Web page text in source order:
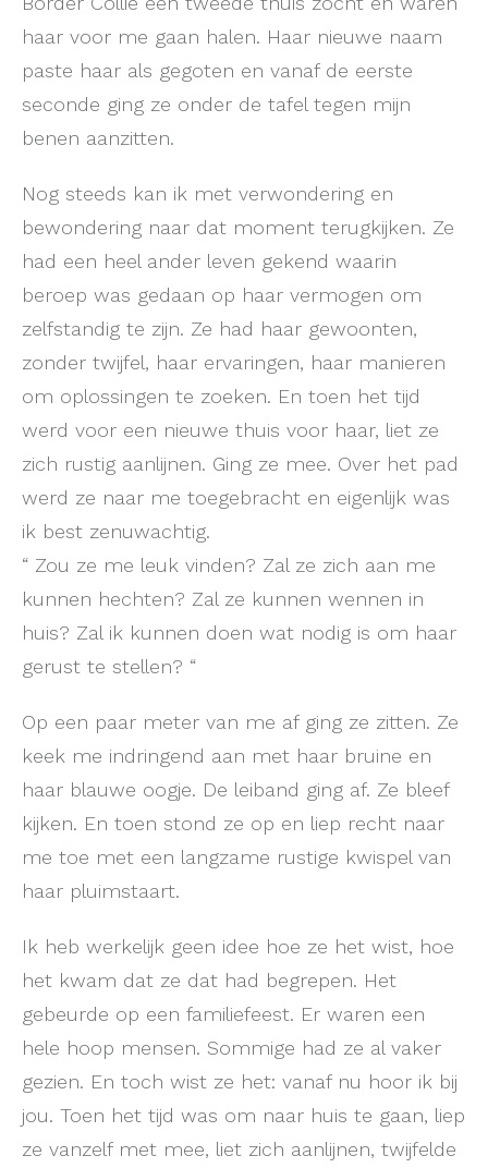
haar voor me gaan halen. Haar nieuwe naam
paste haar als gegoten en vanaf de eerste
seconde ging ze onder de tafel tegen mijn
benen aanzitten.
Nog steeds kan ik met verwondering en
bewondering naar dat moment terugkijken. Ze
had een heel ander leven gekend waarin
beroep was gedaan op haar vermogen om
zelfstandig te zijn. Ze had haar gewoonten,
zonder twijfel, haar ervaringen, haar manieren
om oplossingen te zoeken. En toen het tijd
werd voor een nieuwe thuis voor haar, liet ze
zich rustig aanlijnen. Ging ze mee. Over het pad
werd ze naar me toegebracht en eigenlijk was
ik best zenuwachtig.
“ Zou ze me leuk vinden? Zal ze zich aan me
kunnen hechten? Zal ze kunnen wennen in
huis? Zal ik kunnen doen wat nodig is om haar
gerust te stellen? “
Op een paar meter van me af ging ze zitten. Ze
keek me indringend aan met haar bruine en
haar blauwe oogje. De leiband ging af. Ze bleef
kijken. En toen stond ze op en liep recht naar
me toe met een langzame rustige kwispel van
haar pluimstaart.
Ik heb werkelijk geen idee hoe ze het wist, hoe
het kwam dat ze dat had begrepen. Het
gebeurde op een familiefeest. Er waren een
hele hoop mensen. Sommige had ze al vaker
gezien. En toch wist ze het: vanaf nu hoor ik bij
jou. Toen het tijd was om naar huis te gaan, liep
ze vanzelf met mee, liet zich aanlijnen, twijfelde